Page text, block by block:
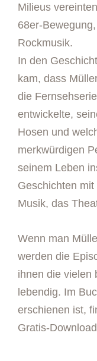
Milieus
68er-
Rockmusik.
In den
kam, dass
die
entwickelte,
Hosen und
merkwürdigen
seinem Leben
Geschichten
Musik, das
Wenn man
werden die
ihnen die vielen
lebendig. Im
erschienen ist,
Gratis-